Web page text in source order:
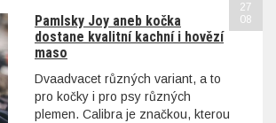
Pamlsky Joy aneb kočka
dostane kvalitní kachní i hovězí
maso
Dvaadvacet různých variant, a to
pro kočky i pro psy různých
plemen. Calibra je značkou, kterou
27
08